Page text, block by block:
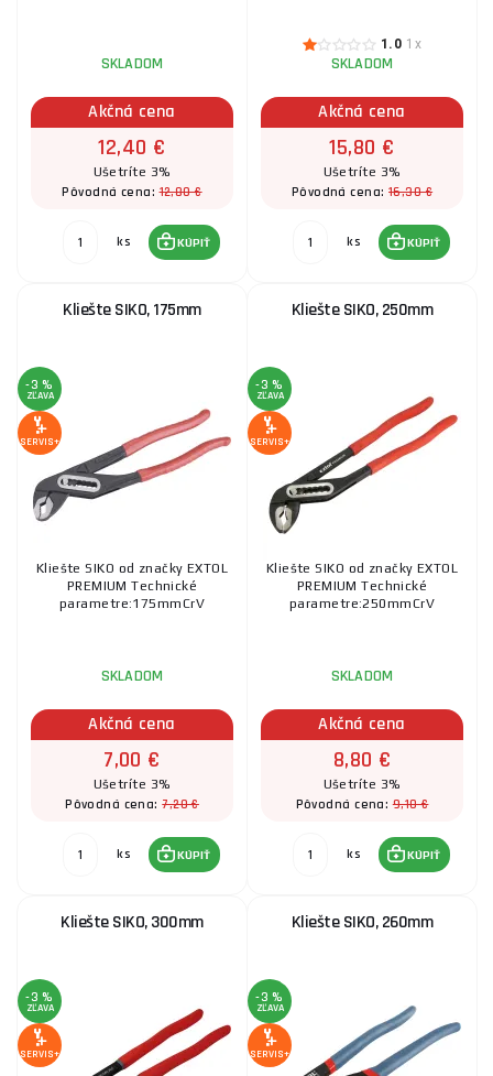
SKLADOM
Akčná cena
12,40 €
Ušetríte 3%
Pôvodná cena:12,80 €
ks KÚPIŤ
1.0 1x
SKLADOM
Akčná cena
15,80 €
Ušetríte 3%
Pôvodná cena:16,30 €
ks KÚPIŤ
Kliešte SIKO, 175mm
-3 %
ZĽAVA
SERVIS+
Kliešte SIKO od značky EXTOL
PREMIUM Technické
parametre:175mmCrV
SKLADOM
Akčná cena
7,00 €
Ušetríte 3%
Pôvodná cena:7,20 €
ks KÚPIŤ
Kliešte SIKO, 250mm
-3 %
ZĽAVA
SERVIS+
Kliešte SIKO od značky EXTOL
PREMIUM Technické
parametre:250mmCrV
SKLADOM
Akčná cena
8,80 €
Ušetríte 3%
Pôvodná cena:9,10 €
ks KÚPIŤ
Kliešte SIKO, 300mm
-3 %
ZĽAVA
SERVIS+
Kliešte SIKO, 260mm
-3 %
ZĽAVA
SERVIS+